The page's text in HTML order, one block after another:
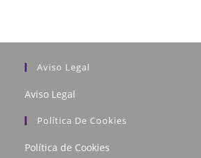
Aviso Legal
Aviso Legal
Política De Cookies
Política de Cookies